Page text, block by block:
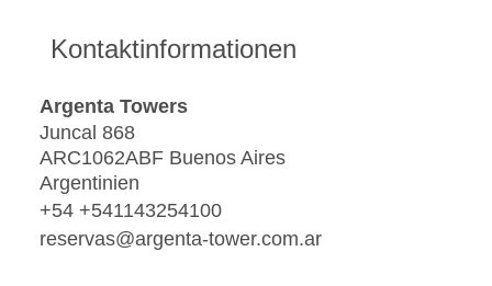
Kontaktinformationen
Argenta Towers
Juncal 868
ARC1062ABF Buenos Aires
Argentinien
+54 +541143254100
reservas@argenta-tower.com.ar